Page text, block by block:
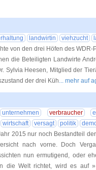
landwirtin viehzucht
von den drei Höfen des WDR-
die Beteiligten Landwirte
Sylvia Heesen, Mitglied der
der drei Küh... mehr auf
unternehmen verbraucher
wirtschaft versagt politik
2015 nur noch Bestandteil
nach vorne. Doch
nun ermutigend, oder
die Welt richtet, wird es auf